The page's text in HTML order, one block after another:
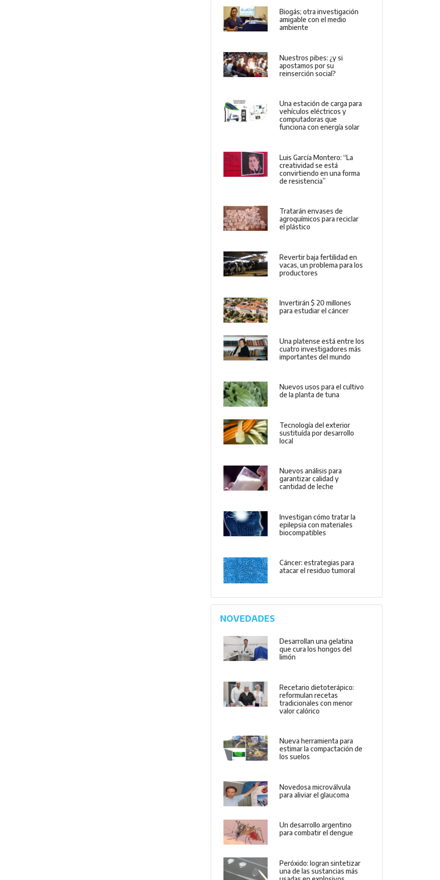
Biogás; otra investigación
amigable con el medio
ambiente
Nuestros pibes: ¿y si
apostamos por su
reinserción social?
Una estación de carga para
vehículos eléctricos y
computadoras que
funciona con energía solar
Luis García Montero: “La
creatividad se está
convirtiendo en una forma
de resistencia”
Tratarán envases de
agroquímicos para reciclar
el plástico
Revertir baja fertilidad en
vacas, un problema para los
productores
Invertirán $ 20 millones
para estudiar el cáncer
Una platense está entre los
cuatro investigadores más
importantes del mundo
Nuevos usos para el cultivo
de la planta de tuna
Tecnología del exterior
sustituída por desarrollo
local
Nuevos análisis para
garantizar calidad y
cantidad de leche
Investigan cómo tratar la
epilepsia con materiales
biocompatibles
Cáncer: estrategias para
atacar el residuo tumoral
NOVEDADES
Desarrollan una gelatina
que cura los hongos del
limón
Recetario dietoterápico:
reformulan recetas
tradicionales con menor
valor calórico
Nueva herramienta para
estimar la compactación de
los suelos
Novedosa microválvula
para aliviar el glaucoma
Un desarrollo argentino
para combatir el dengue
Peróxido: logran sintetizar
una de las sustancias más